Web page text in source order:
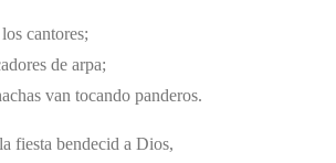
cantores;
de arpa;
van tocando panderos.
fiesta bendecid a Dios,